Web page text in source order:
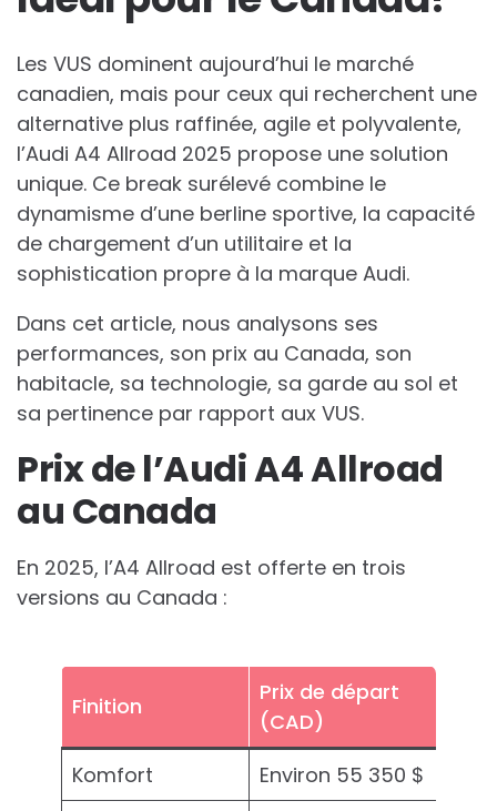
Les VUS dominent aujourd’hui le marché
canadien, mais pour ceux qui recherchent une
alternative plus raffinée, agile et polyvalente,
l’Audi A4 Allroad 2025 propose une solution
unique. Ce break surélevé combine le
dynamisme d’une berline sportive, la capacité
de chargement d’un utilitaire et la
sophistication propre à la marque Audi.
Dans cet article, nous analysons ses
performances, son prix au Canada, son
habitacle, sa technologie, sa garde au sol et
sa pertinence par rapport aux VUS.
Prix de l’Audi A4 Allroad
au Canada
En 2025, l’A4 Allroad est offerte en trois
versions au Canada :
Finition
Prix de départ
(CAD)
Komfort
Environ 55 350 $